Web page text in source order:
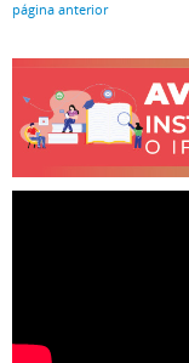
página anterior